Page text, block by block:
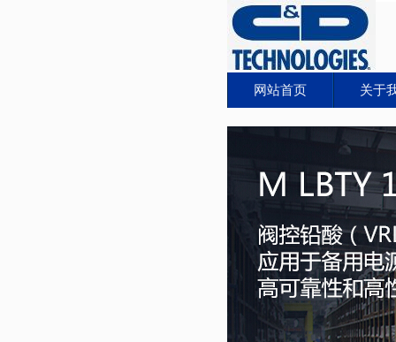
网站首页 关于